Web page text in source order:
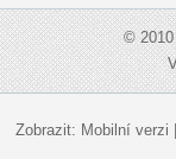
© 2010
Zobrazit: Mobilní verzi |